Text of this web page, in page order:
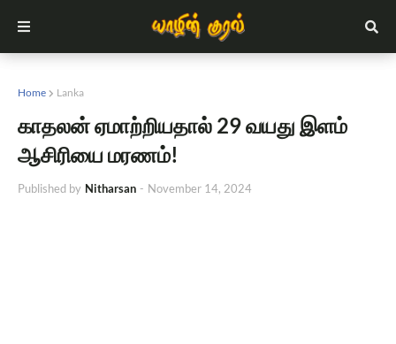
Home Lanka
காதலன் ஏமாற்றியதால் 29 வயது இளம்
ஆசிரியை மரணம்!
Published by Nitharsan - November 14, 2024